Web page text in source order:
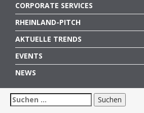
CORPORATE SERVICES
RHEINLAND-PITCH
AKTUELLE TRENDS
EVENTS
NEWS
Suchen
nach: